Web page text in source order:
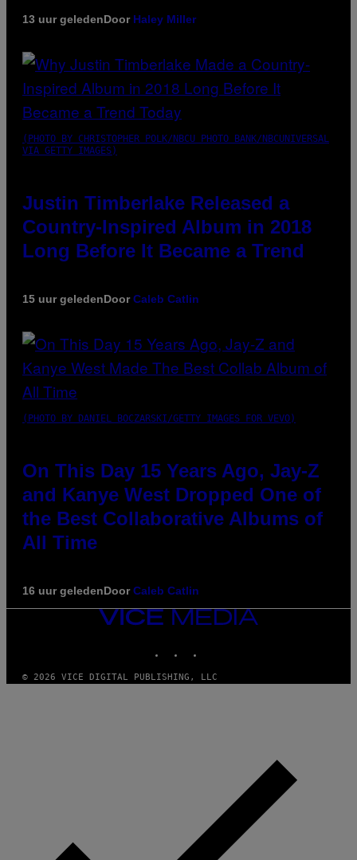
13 uur geledenDoor Haley Miller
(PHOTO BY CHRISTOPHER POLK/NBCU PHOTO BANK/NBCUNIVERSAL
VIA GETTY IMAGES)
Justin Timberlake Released a
Country-Inspired Album in 2018
Long Before It Became a Trend
15 uur geledenDoorCaleb Catlin
(PHOTO BY DANIEL BOCZARSKI/GETTY IMAGES FOR VEVO)
On This Day 15 Years Ago, Jay-Z
and Kanye West Dropped One of
the Best Collaborative Albums of
All Time
16 uur geledenDoorCaleb Catlin
VICE
MEDIA
© 2026 VICE DIGITAL PUBLISHING, LLC